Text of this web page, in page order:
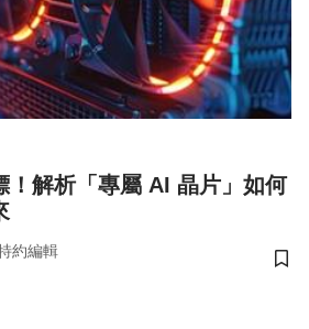
！解析「專屬 AI 晶片」如何
約編輯
儲